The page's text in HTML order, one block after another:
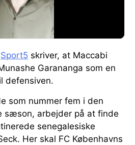
Sport5 skriver, at Maccabi
Garananga som en
defensiven.
som nummer fem i den
sæson, arbejder på at finde
senegalesiske
Her skal FC Københavns